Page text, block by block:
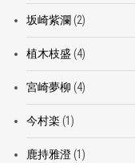
坂崎紫瀾 (2)
植木枝盛 (4)
宮崎夢柳 (4)
今村楽 (1)
鹿持雅澄(1)